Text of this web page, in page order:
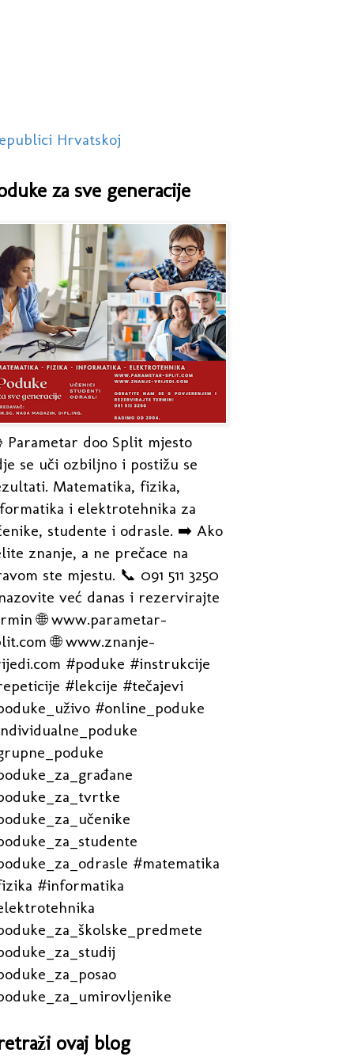
Hrvatskoj
za sve generacije
Parametar doo Split mjesto
se uči ozbiljno i postižu se
Matematika, fizika,
i elektrotehnika za
studente i odrasle. ➡️ Ako
znanje, a ne prečace na
ste mjestu. 📞 091 511 3250
već danas i rezervirajte
🌐 www.parametar-
🌐 www.znanje-
#poduke #instrukcije
#lekcije #tečajevi
#online_poduke
#matematika
#informatika
ovaj blog